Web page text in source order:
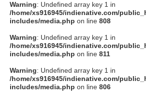
ト情報
アーティスト
ション
Warning: Undefined array key 1 in
/home/xs916945/indienative.com/
includes/media.php on line 808
Warning: Undefined array key 1 in
/home/xs916945/indienative.com/
includes/media.php on line 811
Warning: Undefined array key 1 in
/home/xs916945/indienative.com/
includes/media.php on line 806